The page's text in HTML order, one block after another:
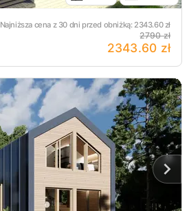
Najniższa cena z 30 dni przed obniżką: 2343.60zł
2790 zł
2343.60 zł